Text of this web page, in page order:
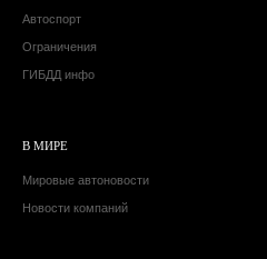
Автоспорт
Ограничения
ГИБДД инфо
В МИРЕ
Мировые автоновости
Новости компаний